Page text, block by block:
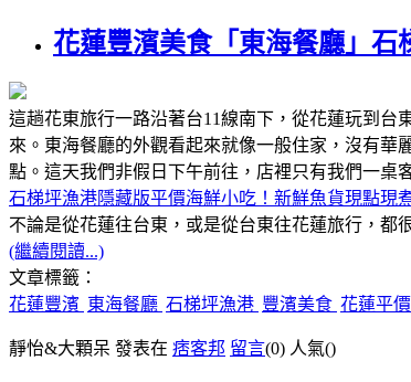
花蓮豐濱美食「東海餐廳」石
這趟花東旅行一路沿著台11線南下，從花蓮玩到台
來。東海餐廳的外觀看起來就像一般住家，沒有華
點。這天我們非假日下午前往，店裡只有我們一桌
石梯坪漁港隱藏版平價海鮮小吃！新鮮魚貨現點現
不論是從花蓮往台東，或是從台東往花蓮旅行，都
(繼續閱讀...)
文章標籤：
花蓮豐濱 東海餐廳 石梯坪漁港 豐濱美食 花蓮平
靜怡&大顆呆 發表在 痞客邦 留言(0) 人氣()